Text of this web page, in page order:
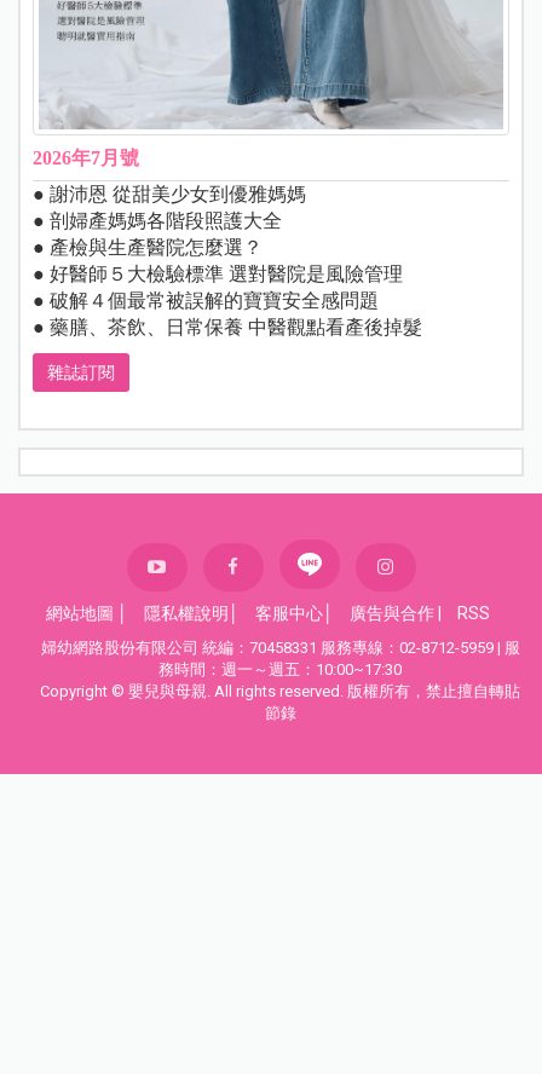
2026年7月號
● 謝沛恩 從甜美少女到優雅媽媽
● 剖婦產媽媽各階段照護大全
● 產檢與生產醫院怎麼選？
● 好醫師５大檢驗標準 選對醫院是風險管理
● 破解４個最常被誤解的寶寶安全感問題
● 藥膳、茶飲、日常保養 中醫觀點看產後掉髮
雜誌訂閱
網站地圖 隱私權說明 客服中心 廣告與合作 RSS
婦幼網路股份有限公司 統編：70458331 服務專線：02-8712-5959 | 服
務時間：週一～週五：10:00~17:30
Copyright © 嬰兒與母親. All rights reserved. 版權所有，禁止擅自轉貼
節錄